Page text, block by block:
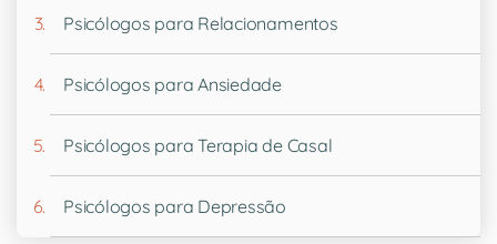
Psicólogos para Relacionamentos
Psicólogos para Ansiedade
Psicólogos para Terapia de Casal
Psicólogos para Depressão